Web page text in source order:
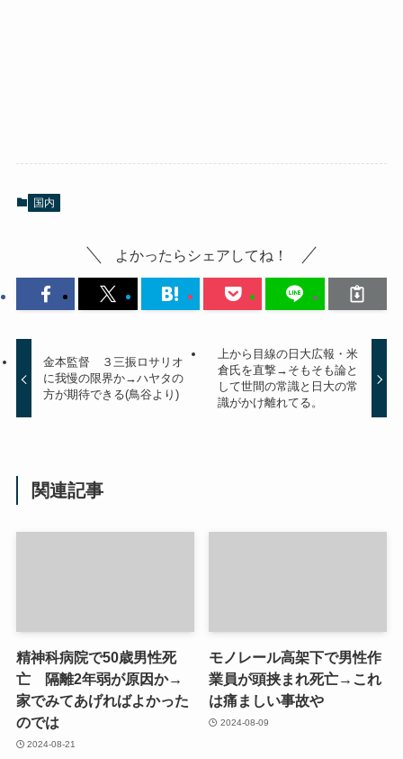
国内
よかったらシェアしてね！
金本監督 ３三振ロサリオ
に我慢の限界か→ハヤタの
方が期待できる(鳥谷より)
上から目線の日大広報・米
倉氏を直撃→そもそも論と
して世間の常識と日大の常
識がかけ離れてる。
関連記事
精神科病院で50歳男性死
亡 隔離2年弱が原因か→
家でみてあげればよかった
のでは
2024-08-21
モノレール高架下で男性作
業員が頭挟まれ死亡→これ
は痛ましい事故や
2024-08-09